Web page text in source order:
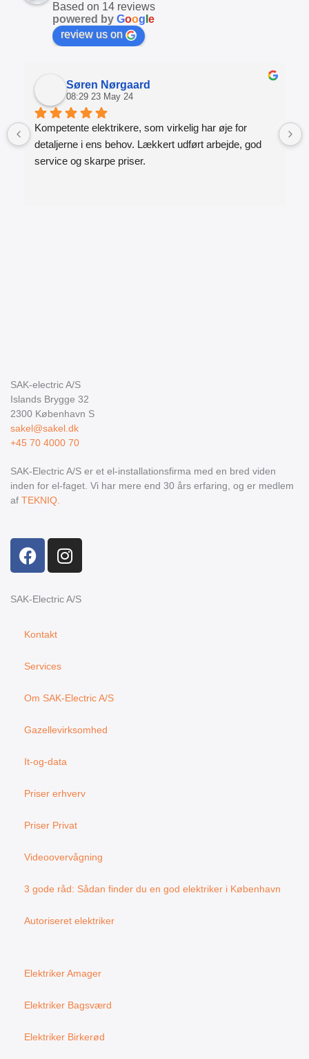
Based on 14 reviews
powered by Goog e
review us on
Søren Nørgaard
08:29 23 May 24
Kompetente elektrikere, som virkelig har øje for
detaljerne i ens behov. Lækkert udført arbejde, god
service og skarpe priser.
SAK-electric A/S
Islands Brygge 32
2300 København S
sakel@sakel.dk
+45 70 4000 70
SAK-Electric A/S er et el-installationsfirma med en bred viden
inden for el-faget. Vi har mere end 30 års erfaring, og er medlem
af TEKNIQ.
F
a
e
o
k
I
n
t
SAK-Electric A/S
Kontakt
Services
Om SAK-Electric A/S
Gazellevirksomhed
It-og-data
Priser erhverv
Priser Privat
Videoovervågning
3 gode råd: Sådan finder du en god elektriker i København
Autoriseret elektriker
Elektriker Amager
Elektriker Bagsværd
Elektriker Birkerød